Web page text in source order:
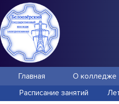
Главная О колледже
Расписание занятий